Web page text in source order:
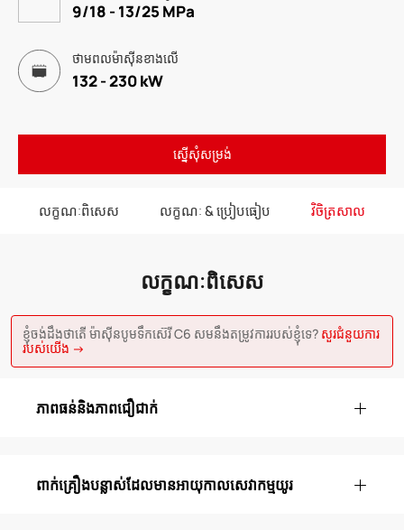
9/18 - 13/25 MPa
ថាមពលម៉ាស៊ីនខាងលើ
132 - 230 kW
ស្នើសុំសម្រង់
លក្ខណៈពិសេស លក្ខណៈ & ប្រៀបធៀប វិចិត្រសាល
លក្ខណៈពិសេស
ខ្ញុំចង់ដឹងថាតើ ម៉ាស៊ីនបូមទឹកស៊េរី C6 សមនឹងតម្រូវការរបស់ខ្ញុំទេ? សួរជំនួយការ
របស់យើង →
ភាពធន់និងភាពជឿជាក់
ពាក់គ្រឿងបន្លាស់ដែលមានអាយុកាលសេវាកម្មយូរ